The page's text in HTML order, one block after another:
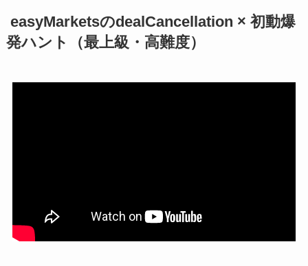
easyMarketsのdealCancellation × 初動爆
発ハント
（最上級・高難度）